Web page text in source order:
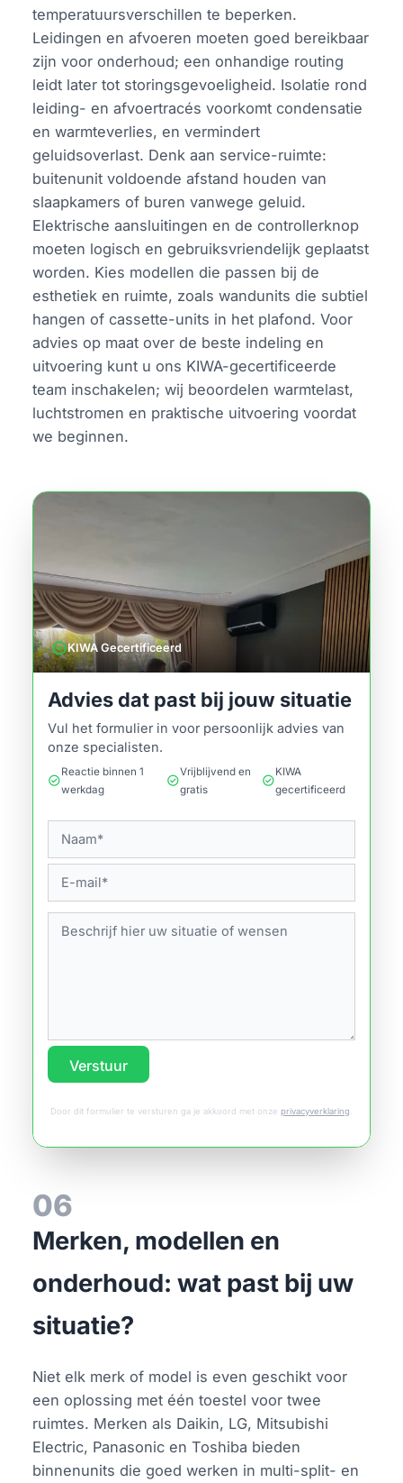
temperatuursverschillen te beperken.
Leidingen en afvoeren moeten goed bereikbaar
zijn voor onderhoud; een onhandige routing
leidt later tot storingsgevoeligheid. Isolatie rond
leiding- en afvoertracés voorkomt condensatie
en warmteverlies, en vermindert
geluidsoverlast. Denk aan service-ruimte:
buitenunit voldoende afstand houden van
slaapkamers of buren vanwege geluid.
Elektrische aansluitingen en de controllerknop
moeten logisch en gebruiksvriendelijk geplaatst
worden. Kies modellen die passen bij de
esthetiek en ruimte, zoals wandunits die subtiel
hangen of cassette-units in het plafond. Voor
advies op maat over de beste indeling en
uitvoering kunt u ons KIWA-gecertificeerde
team inschakelen; wij beoordelen warmtelast,
luchtstromen en praktische uitvoering voordat
we beginnen.
verifiedKIWA Gecertificeerd
Advies dat past bij jouw situatie
Vul het formulier in voor persoonlijk advies van
onze specialisten.
check_circle
Reactie binnen 1
werkdag
check_circle
Vrijblijvend en
gratis
check_circle
KIWA
gecertificeerd
Verstuur
Door dit formulier te versturen ga je akkoord met onze privacyverklaring
06
Merken, modellen en
onderhoud: wat past bij uw
situatie?
Niet elk merk of model is even geschikt voor
een oplossing met één toestel voor twee
ruimtes. Merken als Daikin, LG, Mitsubishi
Electric, Panasonic en Toshiba bieden
binnenunits die goed werken in multi-split- en